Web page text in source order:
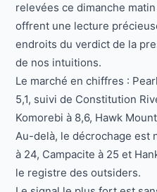
relevées ce dimanche
offrent une lecture
endroits du verdict de la
de nos intuitions.
Le marché en chiffres :
5,1, suivi de Constitution
Komorebi à 8,6, Hawk
Au-delà, le décrochage est
à 24, Campacite à 25 et
le registre des outsiders.